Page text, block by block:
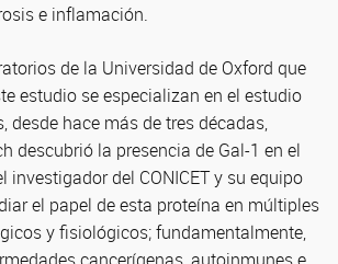
e inflamación.
de la Universidad de Oxford que
estudio se especializan en el estudio
desde hace más de tres décadas,
descubrió la presencia de Gal-1 en el
investigador del CONICET y su equipo
el papel de esta proteína en múltiples
y fisiológicos; fundamentalmente,